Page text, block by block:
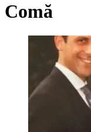
Comă